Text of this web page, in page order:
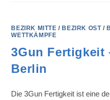
BEZIRK MITTE / BEZIRK OST/
WETTKÄMPFE
3Gun Fertigkeit
Berlin
Die 3Gun Fertigkeit ist eine